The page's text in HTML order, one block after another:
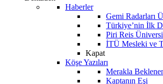
Haberler
Gemi Radarları
Türkiye’nin İlk
Piri Reis
İTÜ Mesleki ve
Kapat
Köşe Yazıları
Merakla
Kaptanın Eşi